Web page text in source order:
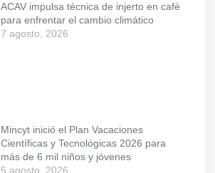
ACAV impulsa técnica de injerto en café
para enfrentar el cambio climático
7 agosto, 2026
Mincyt inició el Plan Vacaciones
Científicas y Tecnológicas 2026 para
más de 6 mil niños y jóvenes
5 agosto, 2026